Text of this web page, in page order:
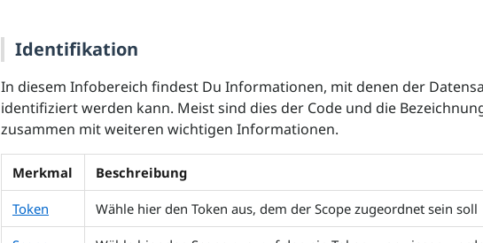
Identifikation
In diesem Infobereich findest Du Informationen, mit denen der
identifiziert werden kann. Meist sind dies der Code und die
zusammen mit weiteren wichtigen Informationen.
Merkmal Beschreibung
Token Wähle hier den Token aus, dem der Scope zugeordnet sein soll